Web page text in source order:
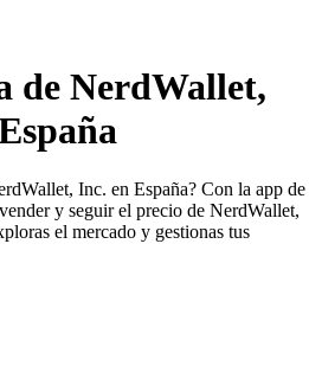
de NerdWallet,
Inc. en España? Con la app de
y seguir el precio de NerdWallet,
el mercado y gestionas tus